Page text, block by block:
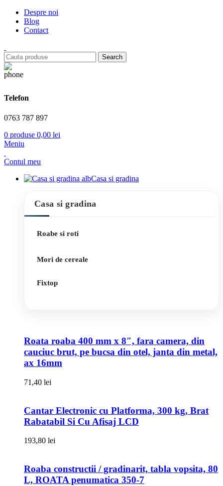
Despre noi
Blog
Contact
Search
Telefon
0763 787 897
0 produse 0,00 lei
Meniu
Contul meu
Casa si gradina
Casa si gradina
Roabe si roti
Mori de cereale
Fixtop
Roata roaba 400 mm x 8″, fara camera, din
cauciuc brut, pe bucsa din otel, janta din metal,
ax 16mm
71,40 lei
Cantar Electronic cu Platforma, 300 kg, Brat
Rabatabil Si Cu Afisaj LCD
193,80 lei
Roaba constructii / gradinarit, tabla vopsita, 80
L, ROATA penumatica 350-7